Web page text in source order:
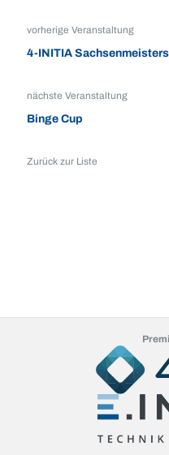
vorherige Veranstaltung
4-INITIA
nächste Veranstaltung
Binge Cup
Zurück zur Liste